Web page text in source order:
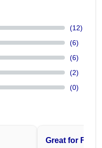
(12)
(6)
(6)
(2)
(0)
Great for